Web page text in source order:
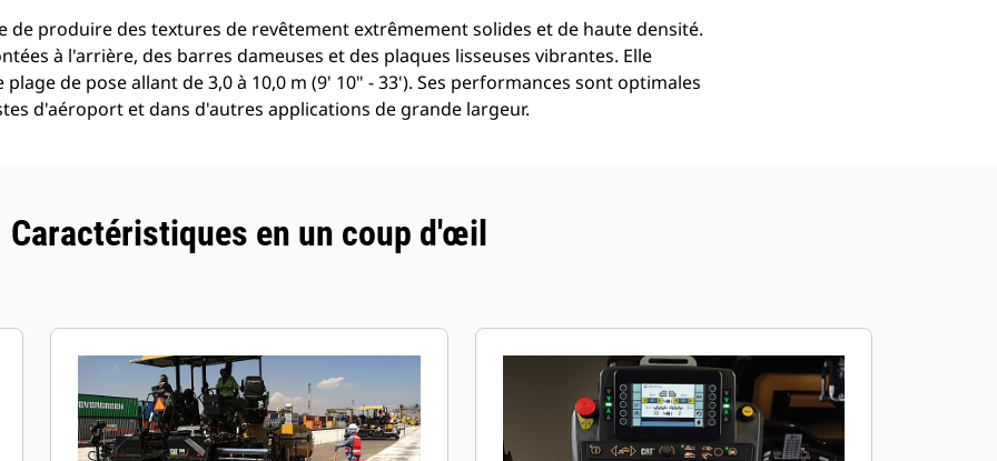
de produire des textures de revêtement extrêmement solides et de haute densité.
à l'arrière, des barres dameuses et des plaques lisseuses vibrantes. Elle
de pose allant de 3,0 à 10,0 m (9' 10" - 33'). Ses performances sont optimales
d'aéroport et dans d'autres applications de grande largeur.
Caractéristiques en un coup d'œil